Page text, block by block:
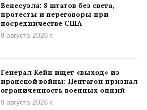
Венесуэла: 8 штатов без света,
протесты и переговоры при
посредничестве США
8 августа 2026 г.
Генерал Кейн ищет «выход» из
иранской войны: Пентагон признал
ограниченность военных опций
8 августа 2026 г.